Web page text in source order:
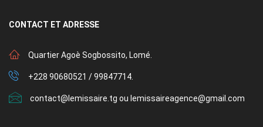
CONTACT ET ADRESSE
Quartier Agoè Sogbossito, Lomé.
+228 90680521 / 99847714.
contact@lemissaire.tg ou lemissaireagence@gmail.com